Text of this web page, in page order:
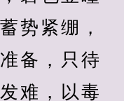
势紧绷，
备，只待
难，以毒